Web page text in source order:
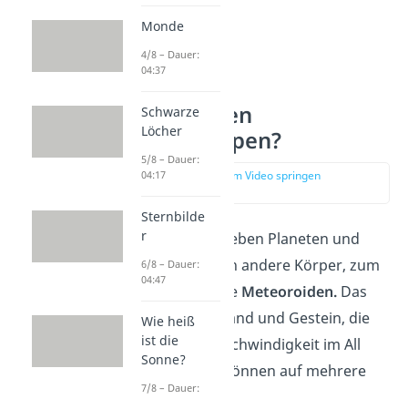
Wie entstehen
Sternschnuppen?
zur Stelle im Video springen
Im Weltall gibt es neben Planeten und
unserer Sonne auch andere Körper, zum
Beispiel sogenannte Meteoroiden. Das
sind Teilchen aus Sand und Gestein, die
mit sehr hoher Geschwindigkeit im All
umherfliegen. Sie können auf mehrere
Monde
4/8 – Dauer:
04:37
Schwarze
Löcher
5/8 – Dauer:
04:17
Sternbilde
r
6/8 – Dauer:
04:47
Wie heiß
ist die
Sonne?
7/8 – Dauer: